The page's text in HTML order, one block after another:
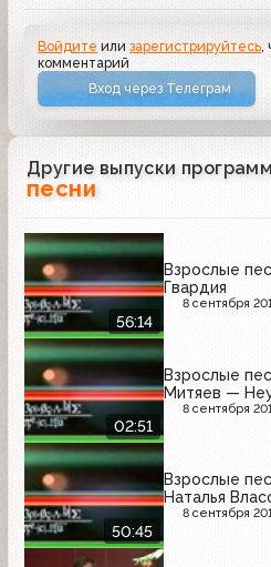
Войдите илизарегистрируйтесь
комментарий
Вход через Телеграм
Другие выпуски
песни
56:14
Взрослые
Гвардия
8 сентября
02:51
Взрослые
Митяев —
8 сентября
50:45
Взрослые
Наталья
8 сентября